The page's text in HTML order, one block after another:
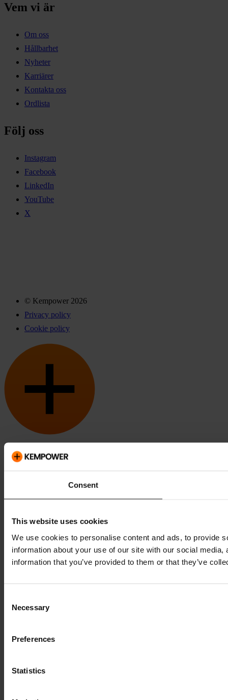
Consent
This website uses cookies
We use cookies to personalise content and ads, to provide
information about your use of our site with our social
information that you’ve provided to them or that they’ve
Selection
Necessary
Preferences
Statistics
Vem vi är
Om oss
Hållbarhet
Nyheter
Karriärer
Kontakta oss
Ordlista
Följ oss
Instagram
Facebook
LinkedIn
YouTube
X
© Kempower 2026
Privacy policy
Cookie policy
Kempower och ChargEye är varumärken som tillhör Kempower